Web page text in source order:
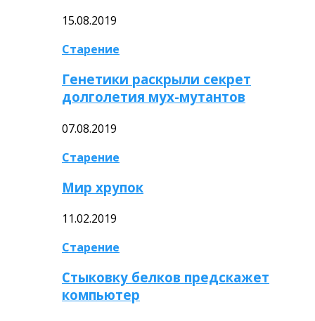
15.08.2019
Старение
Генетики раскрыли секрет
долголетия мух-мутантов
07.08.2019
Старение
Мир хрупок
11.02.2019
Старение
Стыковку белков предскажет
компьютер